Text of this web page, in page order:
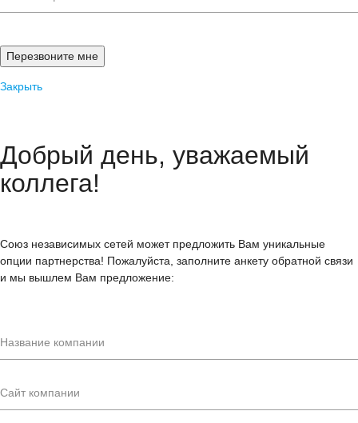
Закрыть
Добрый день, уважаемый
коллега!
Союз независимых сетей может предложить Вам уникальные
опции партнерства! Пожалуйста, заполните анкету обратной связи
и мы вышлем Вам предложение: